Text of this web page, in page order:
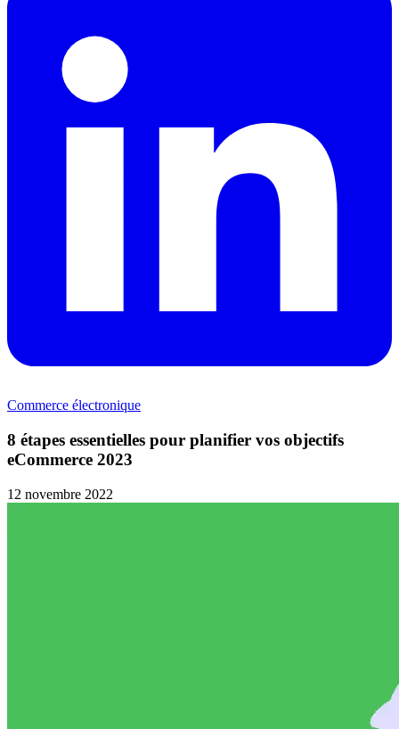
Commerce électronique
8 étapes essentielles pour planifier vos objectifs
eCommerce 2023
12 novembre 2022